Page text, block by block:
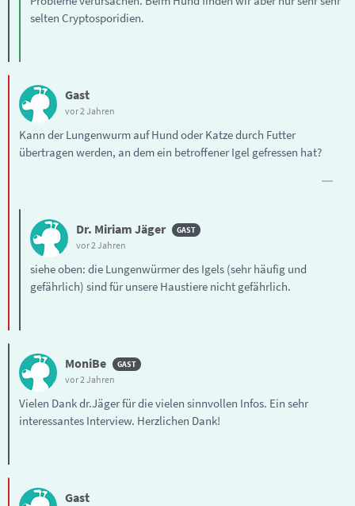
selten Cryptosporidien.
Gast
vor 2 Jahren
Kann der Lungenwurm auf Hund oder Katze durch Futter
übertragen werden, an dem ein betroffener Igel gefressen hat?
Dr. Miriam Jäger
vor 2 Jahren
siehe oben: die Lungenwürmer des Igels (sehr häufig und
gefährlich) sind für unsere Haustiere nicht gefährlich.
MoniBe
vor 2 Jahren
Vielen Dank dr.Jäger für die vielen sinnvollen Infos. Ein sehr
interessantes Interview. Herzlichen Dank!
Gast